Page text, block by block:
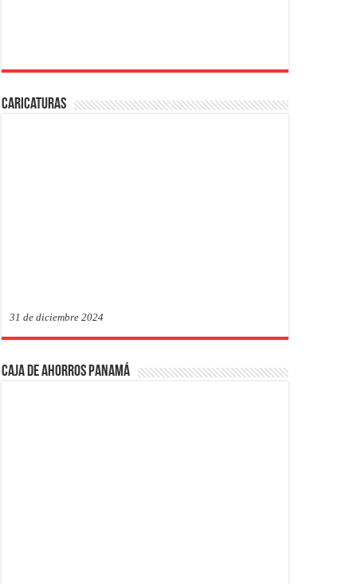
Caricaturas
31 de diciembre 2024
Caja de Ahorros Panamá